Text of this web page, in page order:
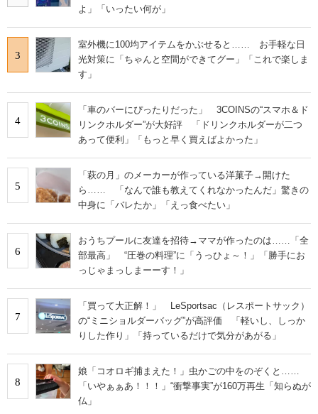
よ」「いったい何が」
3
室外機に100均アイテムをかぶせると…… お手軽な日
光対策に「ちゃんと空間ができてグー」「これで楽しま
す」
4
「車のバーにぴったりだった」 3COINSの“スマホ＆ド
リンクホルダー”が大好評 「ドリンクホルダーが二つ
あって便利」「もっと早く買えばよかった」
5
「萩の月」のメーカーが作っている洋菓子→開けた
ら…… 「なんで誰も教えてくれなかったんだ」驚きの
中身に「バレたか」「えっ食べたい」
6
おうちプールに友達を招待→ママが作ったのは……「全
部最高」 “圧巻の料理”に「うっひょ～！」「勝手にお
っじゃまっしまーーす！」
7
「買って大正解！」 LeSportsac（レスポートサック）
の“ミニショルダーバッグ”が高評価 「軽いし、しっか
りした作り」「持っているだけで気分があがる」
8
娘「コオロギ捕まえた！」虫かごの中をのぞくと……
「いやぁぁあ！！！」“衝撃事実”が160万再生「知らぬが
仏」